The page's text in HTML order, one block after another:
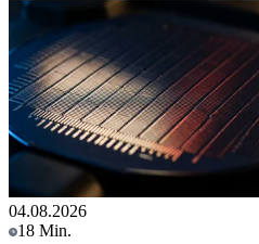
04.08.2026
18 Min.